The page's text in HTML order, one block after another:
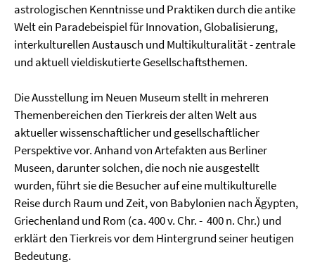
astrologischen Kenntnisse und Praktiken durch die antike
Welt ein Paradebeispiel für Innovation, Globalisierung,
interkulturellen Austausch und Multikulturalität - zentrale
und aktuell vieldiskutierte Gesellschaftsthemen.
Die Ausstellung im Neuen Museum stellt in mehreren
Themenbereichen den Tierkreis der alten Welt aus
aktueller wissenschaftlicher und gesellschaftlicher
Perspektive vor. Anhand von Artefakten aus Berliner
Museen, darunter solchen, die noch nie ausgestellt
wurden, führt sie die Besucher auf eine multikulturelle
Reise durch Raum und Zeit, von Babylonien nach Ägypten,
Griechenland und Rom (ca. 400 v. Chr. - 400 n. Chr.) und
erklärt den Tierkreis vor dem Hintergrund seiner heutigen
Bedeutung.